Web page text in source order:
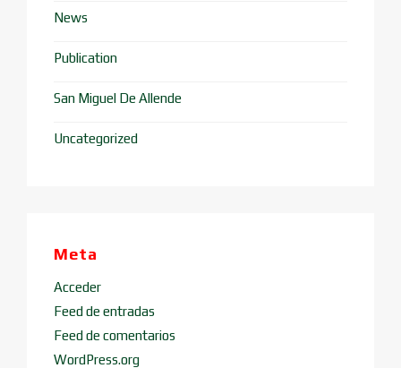
News
Publication
San Miguel De Allende
Uncategorized
Meta
Acceder
Feed de entradas
Feed de comentarios
WordPress.org